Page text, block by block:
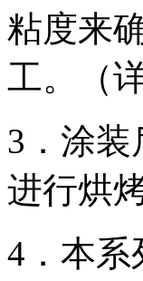
粘度来
工。（
3．涂装
进行烘烤
4．本系